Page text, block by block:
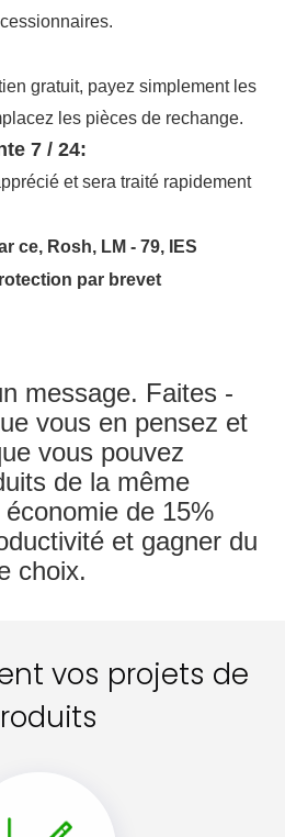
gratuit, payez simplement les
les pièces de rechange.
7 / 24:
et sera traité rapidement
ce, Rosh, LM - 79, IES
par brevet
message. Faites -
vous en pensez et
vous pouvez
de la même
de 15%
et gagner du
choix.
vos projets de